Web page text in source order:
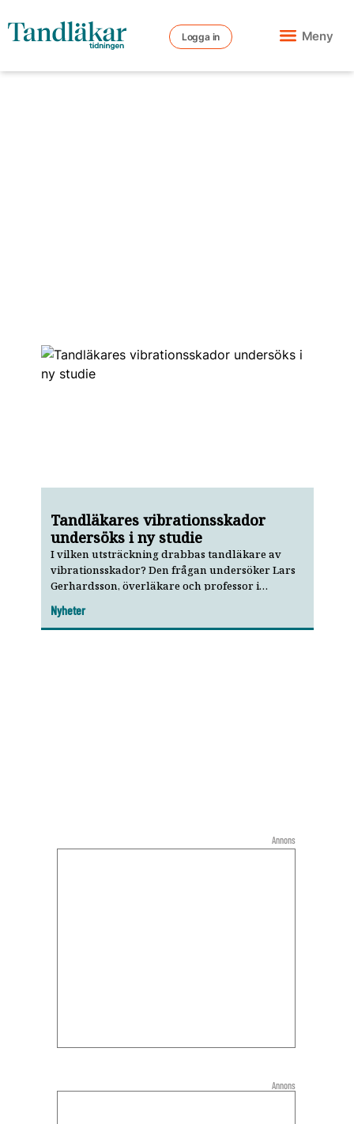
Logga in Meny
Tandläkares vibrationsskador
undersöks i ny studie
I vilken utsträckning drabbas tandläkare av
vibrationsskador? Den frågan undersöker Lars
Gerhardsson, överläkare och professor i
Nyheter
Annons
Annons